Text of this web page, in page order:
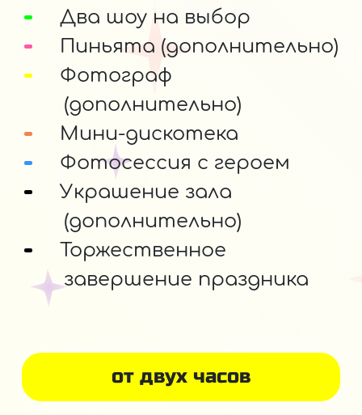
от двух часов
Два шоу на выбор
Пиньята (дополнительно)
Фотограф
(дополнительно)
Мини-дискотека
Фотосессия с героем
Украшение зала
(дополнительно)
Торжественное
завершение праздника